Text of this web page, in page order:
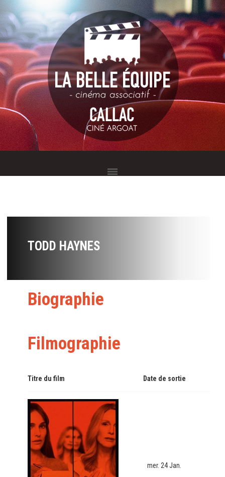
TODD HAYNES
Biographie
Filmographie
Titre du film Date de sortie
mer. 24 Jan.